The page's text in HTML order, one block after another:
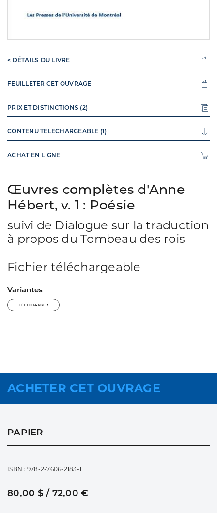
Œuvres complètes d'Anne
Hébert, v. 1 : Poésie
suivi de Dialogue sur la traduction
à propos du Tombeau des rois
Fichier téléchargeable
Variantes
TÉLÉCHARGER
< DÉTAILS DU LIVRE
FEUILLETER CET OUVRAGE
PRIX ET DISTINCTIONS (2)
CONTENU TÉLÉCHARGEABLE (1)
ACHAT EN LIGNE
ACHETER CET OUVRAGE
PAPIER
ISBN : 978-2-7606-2183-1
80,00 $ / 72,00 €